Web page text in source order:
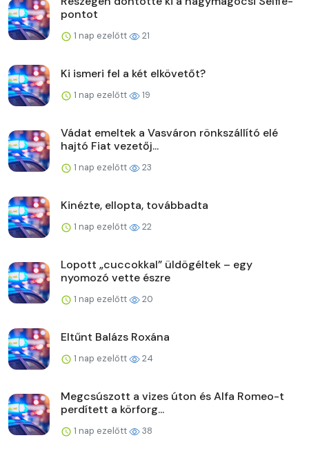
pontot
1 nap ezelőtt 21
Ki ismeri fel a két elkövetőt?
1 nap ezelőtt 19
Vádat emeltek a Vasváron rönkszállító elé
hajtó Fiat vezetőj...
1 nap ezelőtt 23
Kinézte, ellopta, továbbadta
1 nap ezelőtt 22
Lopott „cuccokkal” üldögéltek – egy
nyomozó vette észre
1 nap ezelőtt 20
Eltűnt Balázs Roxána
1 nap ezelőtt 24
Megcsúszott a vizes úton és Alfa Romeo-t
perdített a körforg...
1 nap ezelőtt 38